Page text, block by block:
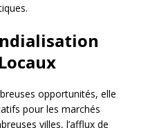
opportunités, elle
pour les marchés
villes, l’afflux de